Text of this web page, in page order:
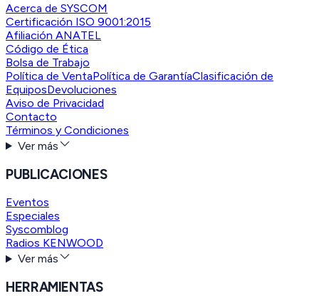
Acerca de SYSCOM
Certificación ISO 9001:2015
Afiliación ANATEL
Código de Ética
Bolsa de Trabajo
Política de VentaPolítica de GarantíaClasificación de
EquiposDevoluciones
Aviso de Privacidad
Contacto
Términos y Condiciones
Ver más
PUBLICACIONES
Eventos
Especiales
Syscomblog
Radios KENWOOD
Ver más
HERRAMIENTAS